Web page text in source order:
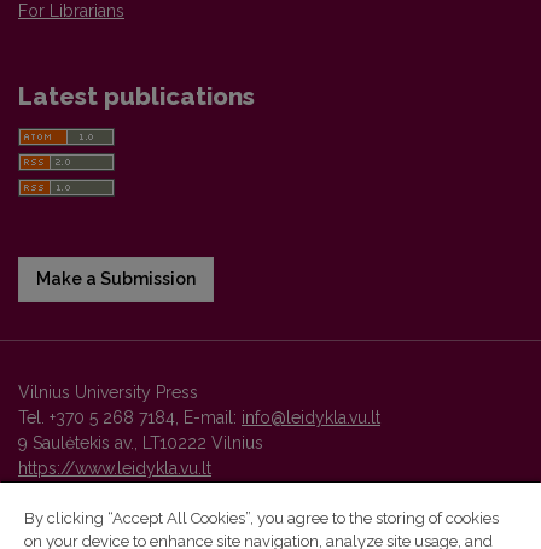
For Librarians
Latest publications
Make a Submission
Vilnius University Press
Tel. +370 5 268 7184, E-mail: info@leidykla.vu.lt
9 Saulėtekis av., LT10222 Vilnius
https://www.leidykla.vu.lt
By clicking “Accept All Cookies”, you agree to the storing of cookies
on your device to enhance site navigation, analyze site usage, and